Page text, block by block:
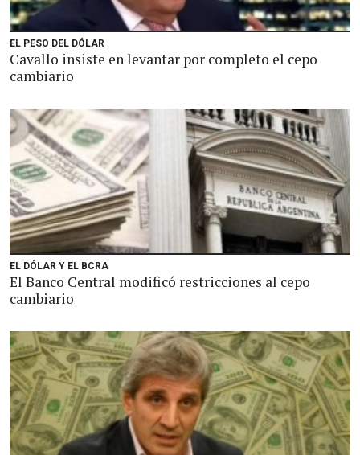
EL PESO DEL DÓLAR
Cavallo insiste en levantar por completo el cepo
cambiario
EL DÓLAR Y EL BCRA
El Banco Central modificó restricciones al cepo
cambiario